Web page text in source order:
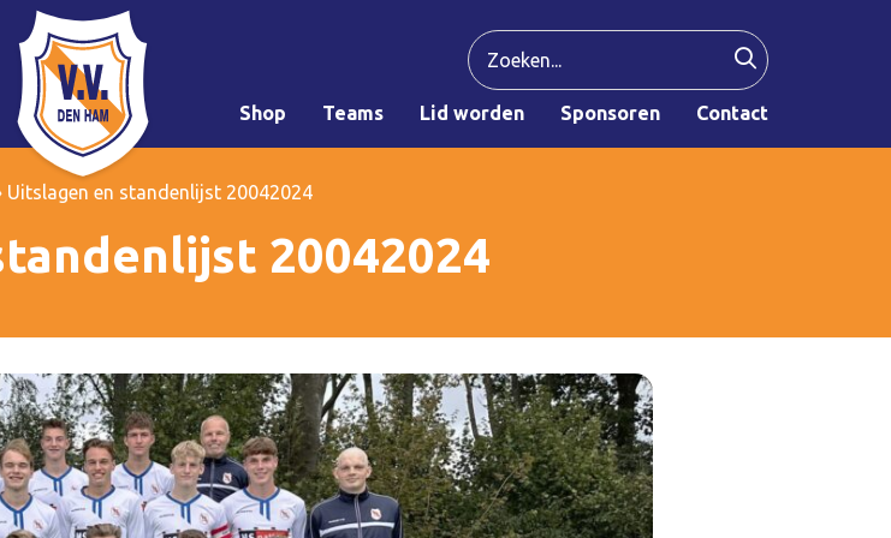
Shop Teams Lid worden Sponsoren Contact
Uitslagen en standenlijst 20042024
20042024